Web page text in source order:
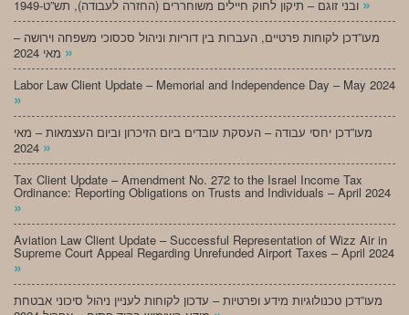
מעו”דכן לקוחות פרטיים, העברות בין דוריות וניהול סכסוכי משפחה וירושה –
»
Labor Law Client Update – Memorial and Independence Day – May 2024
»
מעו”דכן יחסי עבודה – העסקת עובדים ביום הזיכרון וביום העצמאות – מאי
»
Tax Client Update – Amendment No. 272 to the Israel Income Tax
Ordinance: Reporting Obligations on Trusts and Individuals – April 2024
»
Aviation Law Client Update – Successful Representation of Wizz Air in
Supreme Court Appeal Regarding Unrefunded Airport Taxes – April 2024
»
מעו”דכן טכנולוגיות מידע ופרטיות – עדכון לקוחות לעניין ניהול סיכוני אבטחת